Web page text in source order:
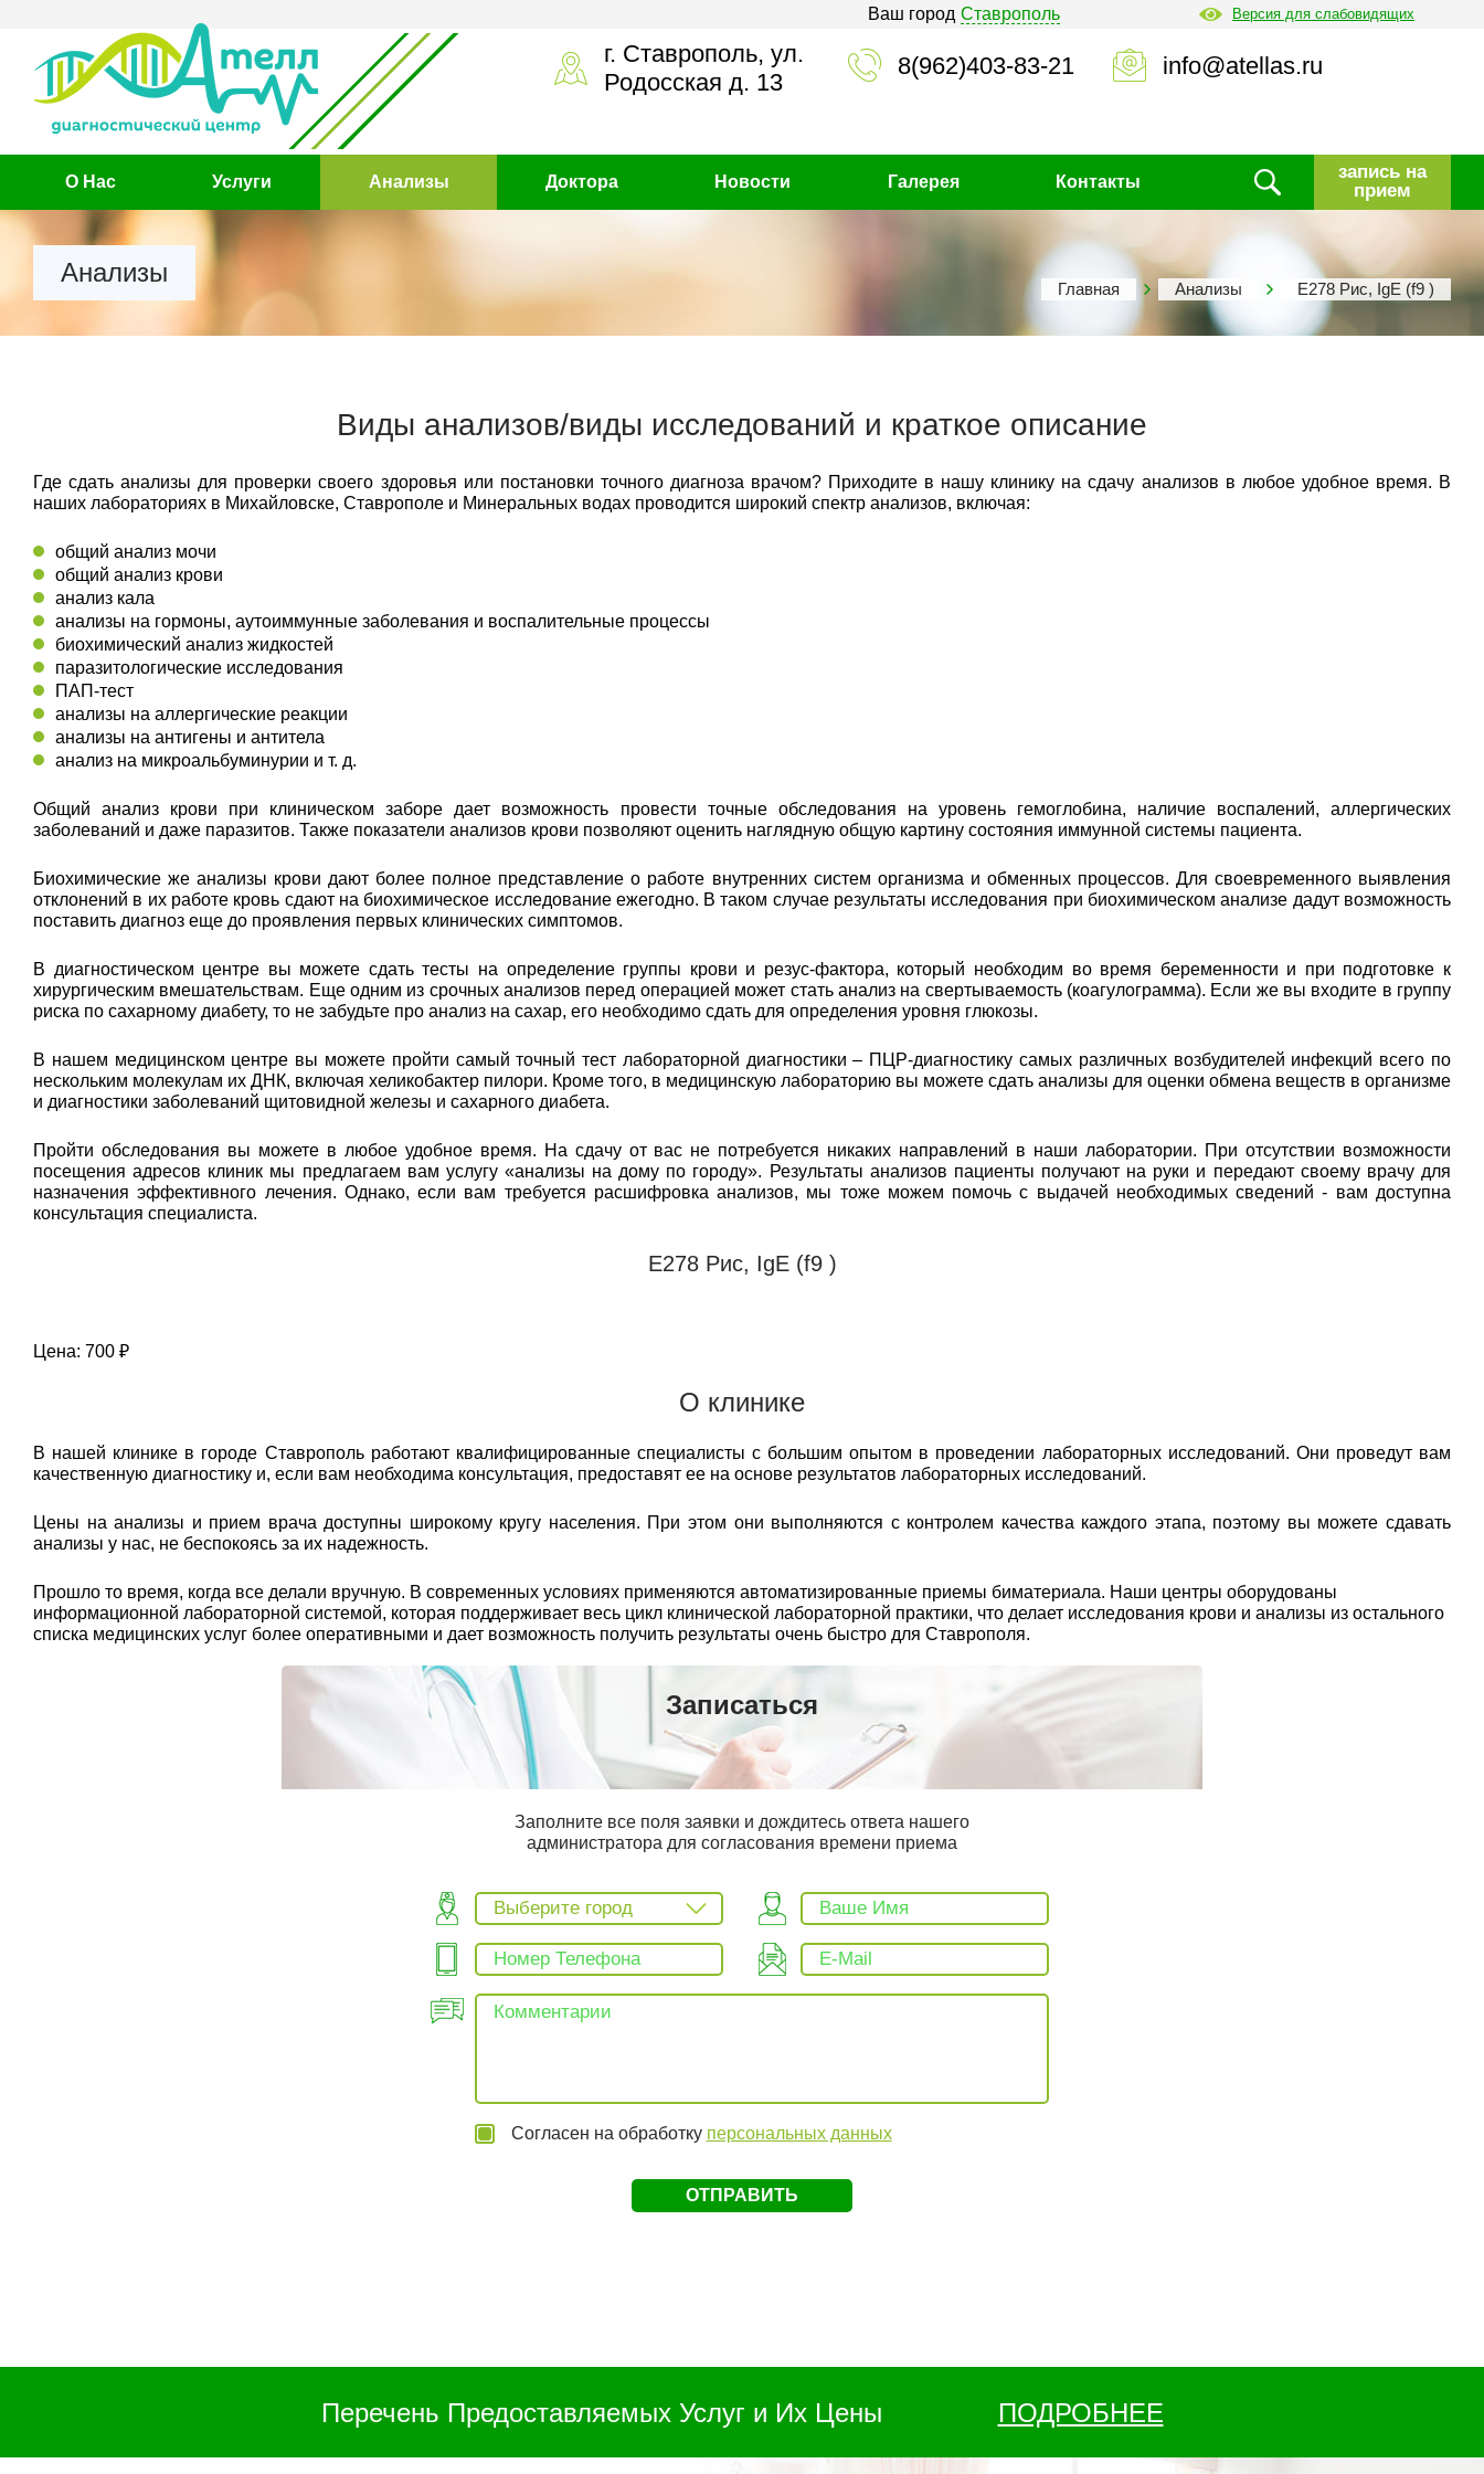
Ваш город Ставрополь Версия для слабовидящих
г. Ставрополь, ул.
Родосская д. 13
8(962)403-83-21 info@atellas.ru
О Нас Услуги Анализы Доктора Новости Галерея Контакты
запись на
прием
Анализы
Главная Анализы Е278 Рис, IgE (f9 )
Виды анализов/виды исследований и краткое описание
Где сдать анализы для проверки своего здоровья или постановки точного диагноза врачом? Приходите в нашу клинику на сдачу анализов в любое удобное время. В
наших лабораториях в Михайловске, Ставрополе и Минеральных водах проводится широкий спектр анализов, включая:
общий анализ мочи
общий анализ крови
анализ кала
анализы на гормоны, аутоиммунные заболевания и воспалительные процессы
биохимический анализ жидкостей
паразитологические исследования
ПАП-тест
анализы на аллергические реакции
анализы на антигены и антитела
анализ на микроальбуминурии и т. д.
Общий анализ крови при клиническом заборе дает возможность провести точные обследования на уровень гемоглобина, наличие воспалений, аллергических
заболеваний и даже паразитов. Также показатели анализов крови позволяют оценить наглядную общую картину состояния иммунной системы пациента.
Биохимические же анализы крови дают более полное представление о работе внутренних систем организма и обменных процессов. Для своевременного выявления
отклонений в их работе кровь сдают на биохимическое исследование ежегодно. В таком случае результаты исследования при биохимическом анализе дадут возможность
поставить диагноз еще до проявления первых клинических симптомов.
В диагностическом центре вы можете сдать тесты на определение группы крови и резус-фактора, который необходим во время беременности и при подготовке к
хирургическим вмешательствам. Еще одним из срочных анализов перед операцией может стать анализ на свертываемость (коагулограмма). Если же вы входите в группу
риска по сахарному диабету, то не забудьте про анализ на сахар, его необходимо сдать для определения уровня глюкозы.
В нашем медицинском центре вы можете пройти самый точный тест лабораторной диагностики – ПЦР-диагностику самых различных возбудителей инфекций всего по
нескольким молекулам их ДНК, включая хеликобактер пилори. Кроме того, в медицинскую лабораторию вы можете сдать анализы для оценки обмена веществ в организме
и диагностики заболеваний щитовидной железы и сахарного диабета.
Пройти обследования вы можете в любое удобное время. На сдачу от вас не потребуется никаких направлений в наши лаборатории. При отсутствии возможности
посещения адресов клиник мы предлагаем вам услугу «анализы на дому по городу». Результаты анализов пациенты получают на руки и передают своему врачу для
назначения эффективного лечения. Однако, если вам требуется расшифровка анализов, мы тоже можем помочь с выдачей необходимых сведений - вам доступна
консультация специалиста.
Е278 Рис, IgE (f9 )
Цена: 700 ₽
О клинике
В нашей клинике в городе Ставрополь работают квалифицированные специалисты с большим опытом в проведении лабораторных исследований. Они проведут вам
качественную диагностику и, если вам необходима консультация, предоставят ее на основе результатов лабораторных исследований.
Цены на анализы и прием врача доступны широкому кругу населения. При этом они выполняются с контролем качества каждого этапа, поэтому вы можете сдавать
анализы у нас, не беспокоясь за их надежность.
Прошло то время, когда все делали вручную. В современных условиях применяются автоматизированные приемы биматериала. Наши центры оборудованы
информационной лабораторной системой, которая поддерживает весь цикл клинической лабораторной практики, что делает исследования крови и анализы из остального
списка медицинских услуг более оперативными и дает возможность получить результаты очень быстро для Ставрополя.
Записаться
Заполните все поля заявки и дождитесь ответа нашего
администратора для согласования времени приема
Выберите город
Согласен на обработку персональных данных
Перечень Предоставляемых Услуг и Их Цены ПОДРОБНЕЕ